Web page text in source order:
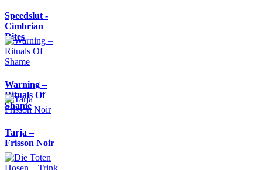
Speedslut -
Cimbrian
Rites
Warning –
Rituals Of
Shame
Tarja –
Frisson Noir